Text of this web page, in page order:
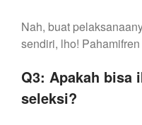
Nah, buat
sendiri, lho!
Q3: Apakah bisa
seleksi?